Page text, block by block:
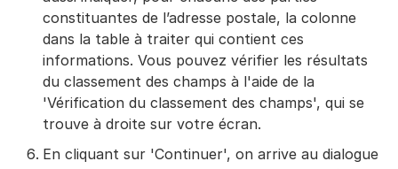
constituantes de l’adresse postale, la colonne
dans la table à traiter qui contient ces
informations. Vous pouvez vérifier les résultats
du classement des champs à l'aide de la
'Vérification du classement des champs', qui se
trouve à droite sur votre écran.
En cliquant sur 'Continuer', on arrive au dialogue